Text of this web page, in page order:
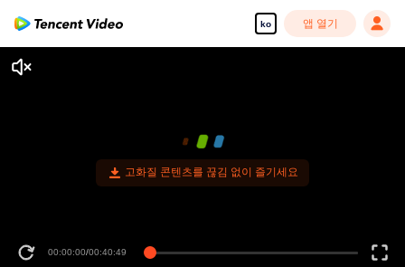
ko 앱 열기
고화질 콘텐츠를 끊김 없이 즐기세요
00:00:00/00:40:49